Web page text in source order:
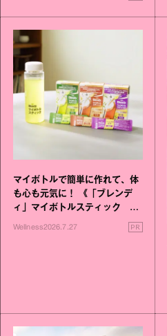
マイボトルで簡単に作れて、体
も心も元気に！ 《「ブレンデ
ィ」マイボトルスティック い
いこと毎日》シリーズが誕生
Wellness2026.7.27 PR